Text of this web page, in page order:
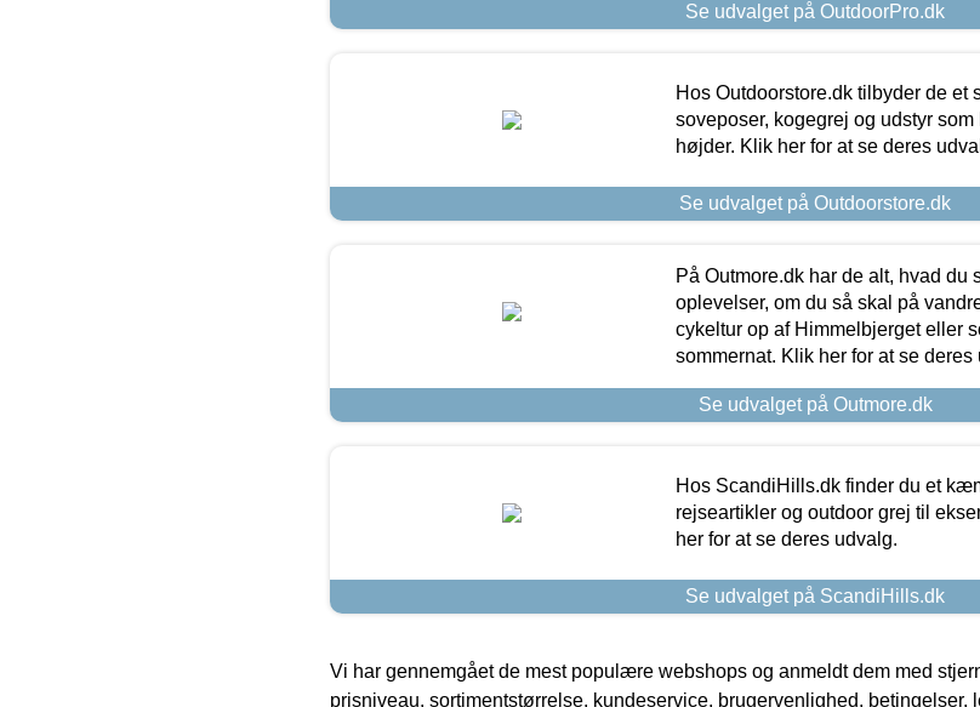
Se udvalget på OutdoorPro.dk
Hos Outdoorstore.dk tilbyder de
soveposer, kogegrej og udstyr
højder. Klik her for at se deres
Se udvalget på Outdoorstore.dk
På Outmore.dk har de alt, hvad du
oplevelser, om du så skal på
cykeltur op af Himmelbjerget eller
sommernat. Klik her for at se deres
Se udvalget på Outmore.dk
Hos ScandiHills.dk finder du et
rejseartikler og outdoor grej til
her for at se deres udvalg.
Se udvalget på ScandiHills.dk
Vi har gennemgået de mest populære webshops og anmeldt dem med
prisniveau, sortimentstørrelse, kundeservice, brugervenlighed, betingelser,